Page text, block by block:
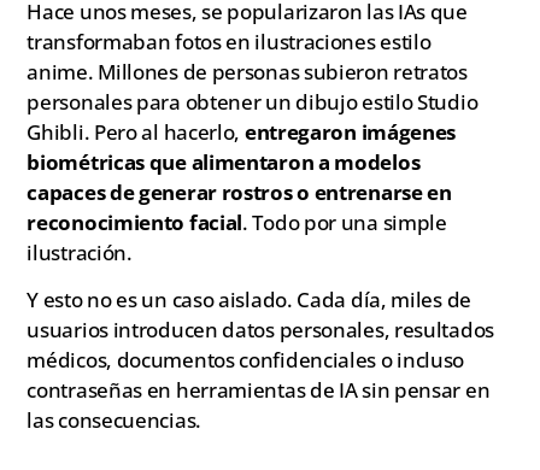
Hace unos meses, se popularizaron las IAs que
transformaban fotos en ilustraciones estilo
anime. Millones de personas subieron retratos
personales para obtener un dibujo estilo Studio
Ghibli. Pero al hacerlo, entregaron imágenes
biométricas que alimentaron a modelos
capaces de generar rostros o entrenarse en
reconocimiento facial. Todo por una simple
ilustración.
Y esto no es un caso aislado. Cada día, miles de
usuarios introducen datos personales, resultados
médicos, documentos confidenciales o incluso
contraseñas en herramientas de IA sin pensar en
las consecuencias.